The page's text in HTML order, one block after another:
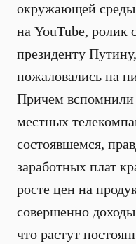
окружающей
на YouTube, ролик
президенту
пожаловались на
Причем
местных
состоявшемся,
заработных плат
росте цен на
совершенно
что растут